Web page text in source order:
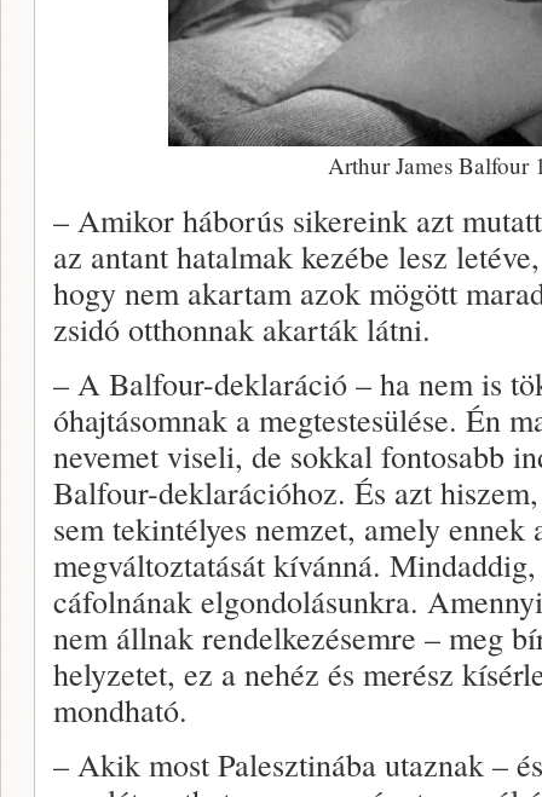
Arthur James Balfour
– Amikor háborús sikereink azt
az antant hatalmak kezébe lesz
hogy nem akartam azok mögött
zsidó otthonnak akarták látni.
– A Balfour-deklaráció – ha nem is
óhajtásomnak a megtestesülése. Én
nevemet viseli, de sokkal fontosabb
Balfour-deklarációhoz. És azt
sem tekintélyes nemzet, amely
megváltoztatását kívánná.
cáfolnának elgondolásunkra.
nem állnak rendelkezésemre – meg
helyzetet, ez a nehéz és merész
mondható.
– Akik most Palesztinába utaznak –